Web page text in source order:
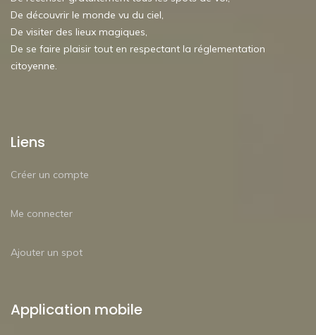
De découvrir le monde vu du ciel,
De visiter des lieux magiques,
De se faire plaisir tout en respectant la réglementation
citoyenne.
Liens
Créer un compte
Me connecter
Ajouter un spot
Application mobile